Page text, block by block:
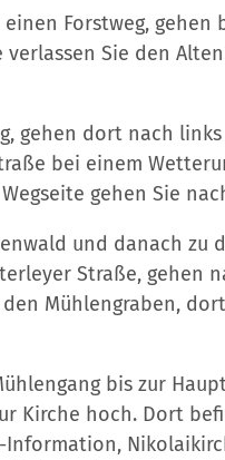
Forstweg, gehen
Sie den
gehen dort nach
bei einem
gehen Sie
und danach zu
Straße, gehen
Mühlengraben,
bis zur
Kirche hoch. Dort